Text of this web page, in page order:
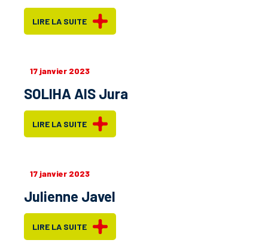
LIRE LA SUITE
17 janvier 2023
SOLIHA AIS Jura
LIRE LA SUITE
17 janvier 2023
Julienne Javel
LIRE LA SUITE